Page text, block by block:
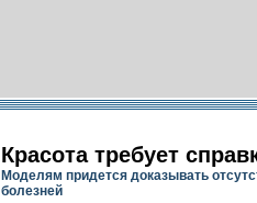
Красота требует
Моделям придется доказывать
болезней